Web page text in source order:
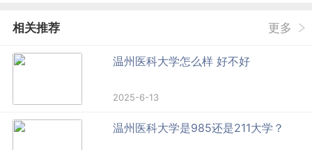
相关推荐 更多
温州医科大学怎么样 好不好
2025-6-13
温州医科大学是985还是211大学？